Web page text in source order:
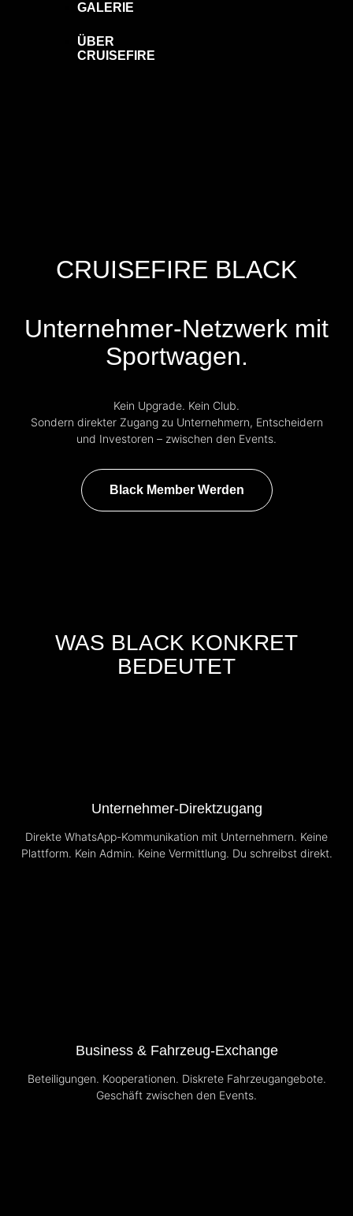
GALERIE
ÜBER
CRUISEFIRE
CRUISEFIRE BLACK
Unternehmer-Netzwerk mit
Sportwagen.
Kein Upgrade. Kein Club.
Sondern direkter Zugang zu Unternehmern, Entscheidern
und Investoren – zwischen den Events.
Black Member Werden
WAS BLACK KONKRET
BEDEUTET
Unternehmer-Direktzugang
Direkte WhatsApp-Kommunikation mit Unternehmern. Keine
Plattform. Kein Admin. Keine Vermittlung. Du schreibst direkt.
Business & Fahrzeug-Exchange
Beteiligungen. Kooperationen. Diskrete Fahrzeugangebote.
Geschäft zwischen den Events.